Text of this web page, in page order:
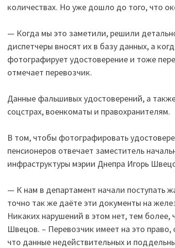
количествах. Но уже дошло до того, что
— Когда мы это заметили, решили
диспетчеры вносят их в базу данных, а
фотографирует удостоверение и тоже
отмечает перевозчик.
Данные фальшивых удостоверений, а
соцстрах, военкоматы и правохранителям.
В том, чтобы фотографировать
пенсионеров отвечает заместитель
инфраструктуры мэрии Днепра Игорь
— К нам в департамент начали поступать
точно так же даёте эти документы на
Никаких нарушений в этом нет, тем более,
Швецов. – Перевозчик имеет на это
что данные недействительных и